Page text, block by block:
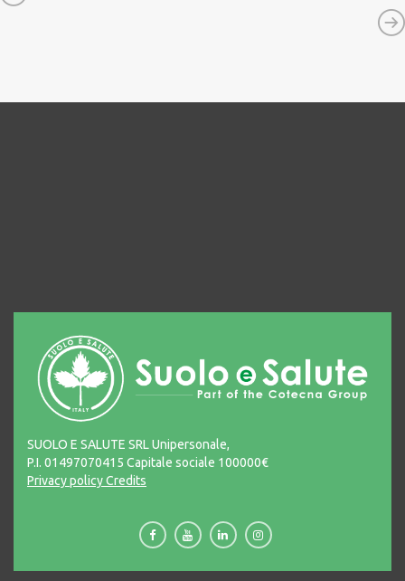
SUOLO E SALUTE SRL Unipersonale,
P.I. 01497070415 Capitale sociale 100000€
Privacy policyCredits